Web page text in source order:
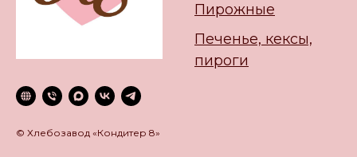
© Хлебозавод «Кондитер 8»
Пирожные
Печенье, кексы,
пироги